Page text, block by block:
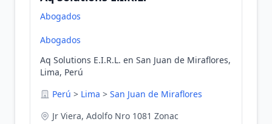
Abogados
Abogados
Aq Solutions E.I.R.L. en San Juan de Miraflores,
Lima, Perú
Perú > Lima > San Juan de Miraflores
Jr Viera, Adolfo Nro 1081 Zonac